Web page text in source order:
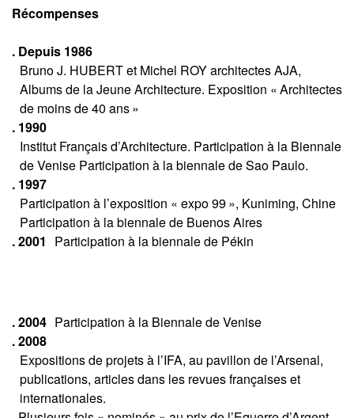
Récompenses
. Depuis 1986
Bruno J. HUBERT et Michel ROY architectes AJA,
Albums de la Jeune Architecture. Exposition « Architectes
de moins de 40 ans »
. 1990
Institut Français d’Architecture. Participation à la Biennale
de Venise Participation à la biennale de Sao Paulo.
. 1997
Participation à l’exposition « expo 99 », Kuniming, Chine
Participation à la biennale de Buenos Aires
. 2001
Participation à la biennale de Pékin
. 2004 Participation à la Biennale de Venise
. 2008
Expositions de projets à l’IFA, au pavillon de l’Arsenal,
publications, articles dans les revues françaises et
internationales.